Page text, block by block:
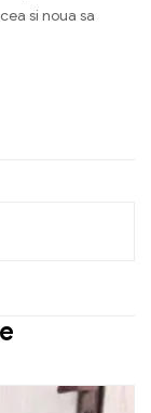
si noua sa